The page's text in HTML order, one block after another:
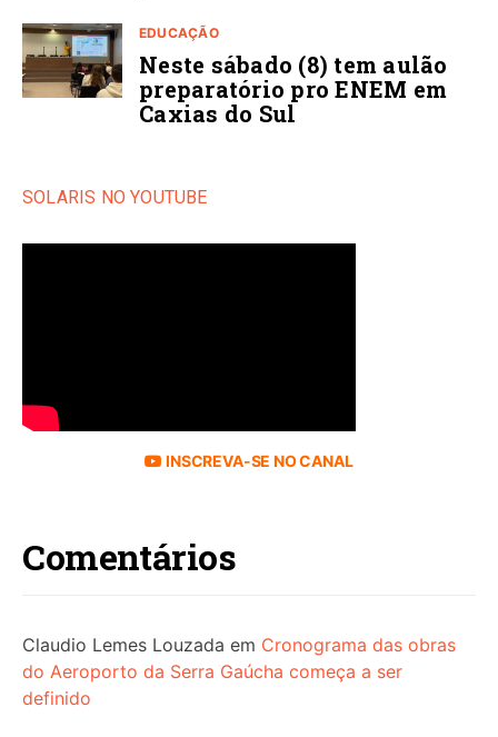
EDUCAÇÃO
Neste sábado (8) tem aulão
preparatório pro ENEM em
Caxias do Sul
SOLARIS NO YOUTUBE
INSCREVA-SE NO CANAL
Comentários
Claudio Lemes Louzada em Cronograma das obras
do Aeroporto da Serra Gaúcha começa a ser
definido